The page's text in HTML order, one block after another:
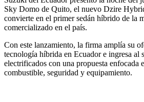
Sky Domo de Quito, el nuevo Dzire
convierte en el primer sedán híbrido de la
comercializado en el país.
Con este lanzamiento, la firma amplía su
tecnología híbrida en Ecuador e ingresa al
electrificados con una propuesta enfocada
combustible, seguridad y equipamiento.